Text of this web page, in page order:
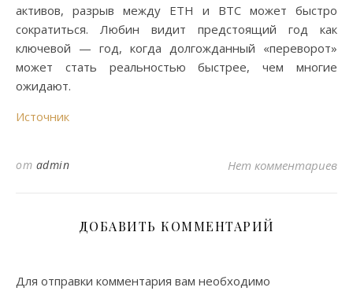
активов, разрыв между ETH и BTC может быстро
сократиться. Любин видит предстоящий год как
ключевой — год, когда долгожданный «переворот»
может стать реальностью быстрее, чем многие
ожидают.
Источник
от admin Нет комментариев
ДОБАВИТЬ КОММЕНТАРИЙ
Для отправки комментария вам необходимо